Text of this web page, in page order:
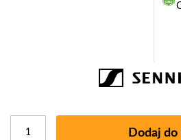
Dodaj